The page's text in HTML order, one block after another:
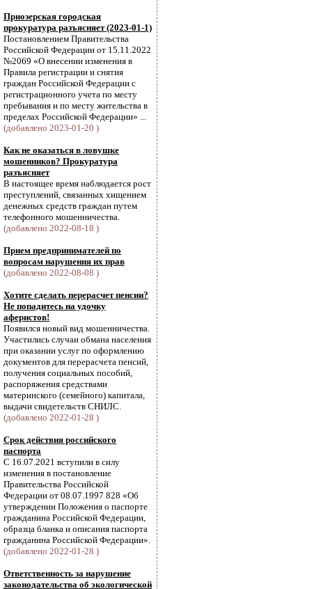
Приозерская городская
прокуратура разъясняет (2023-01-1)
Постановлением Правительства
Российской Федерации от 15.11.2022
№2069 «О внесении изменения в
Правила регистрации и снятия
граждан Российской Федерации с
регистрационного учета по месту
пребывания и по месту жительства в
пределах Российской Федерации» ...
(добавлено 2023-01-20 )
Как не оказаться в ловушке
мошенников? Прокуратура
разъясняет
В настоящее время наблюдается рост
преступлений, связанных хищением
денежных средств граждан путем
телефонного мошенничества.
(добавлено 2022-08-18 )
Прием предпринимателей по
вопросам нарушения их прав
(добавлено 2022-08-08 )
Хотите сделать перерасчет пенсии?
Не попадитесь на удочку
аферистов!
Появился новый вид мошенничества.
Участились случаи обмана населения
при оказании услуг по оформлению
документов для перерасчета пенсий,
получения социальных пособий,
распоряжения средствами
материнского (семейного) капитала,
выдачи свидетельств СНИЛС.
(добавлено 2022-01-28 )
Срок действия российского
паспорта
С 16.07.2021 вступили в силу
изменения в постановление
Правительства Российской
Федерации от 08.07.1997 828 «Об
утверждении Положения о паспорте
гражданина Российской Федерации,
образца бланка и описания паспорта
гражданина Российской Федерации».
(добавлено 2022-01-28 )
Ответственность за нарушение
законодательства об экологической